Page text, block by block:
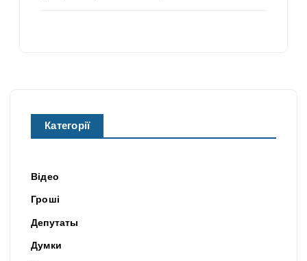
Категорії
Відео
Гроші
Депутаты
Думки